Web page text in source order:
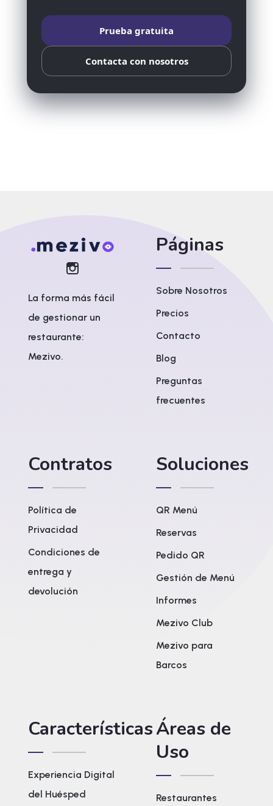
Prueba gratuita
Contacta con nosotros
La forma más fácil
de gestionar un
restaurante:
Mezivo.
Páginas
Sobre Nosotros
Precios
Contacto
Blog
Preguntas
frecuentes
Contratos
Política de
Privacidad
Condiciones de
entrega y
devolución
Soluciones
QR Menú
Reservas
Pedido QR
Gestión de Menú
Informes
Mezivo Club
Mezivo para
Barcos
Características
Experiencia Digital
del Huésped
Áreas de
Uso
Restaurantes